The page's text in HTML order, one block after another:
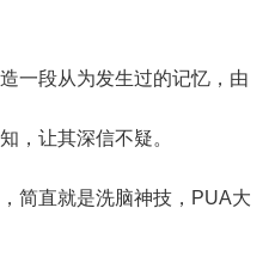
段从为发生过的记忆，由
，让其深信不疑。
直就是洗脑神技，PUA大